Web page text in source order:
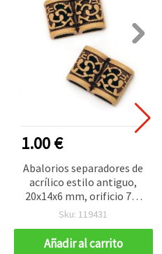
1.00 €
Abalorios separadores de
acrílico estilo antiguo,
20x14x6 mm, orificio 7x3
mm, marrón - 50 g ±60
Sku: 119431
Añadir al carrito